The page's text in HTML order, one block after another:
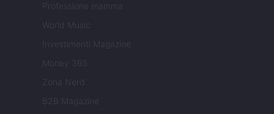
Professione mamma
World Music
Investimenti Magazine
Money 365
Zona Nerd
B2B Magazine